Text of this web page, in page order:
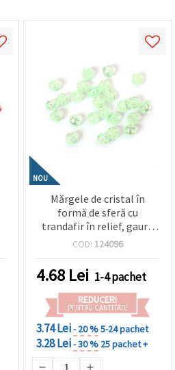
NOU
Mărgele de cristal în
formă de sferă cu
trandafir în relief, gaură
de 8 mm, culoarea
mm - 20 grame ~80 bucăți
COD: 124096
4.68 Lei 1-4 pachet
REDUCERI
PENTRU CANTITATE
3.74 Lei- 20 %5-24 pachet
3.28 Lei- 30 % 25 pachet +